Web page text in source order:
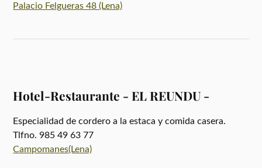
Palacio Felgueras 48 (Lena)
Hotel-Restaurante - EL REUNDU -
Especialidad de cordero a la estaca y comida casera.
Tlfno. 985 49 63 77
Campomanes(Lena)